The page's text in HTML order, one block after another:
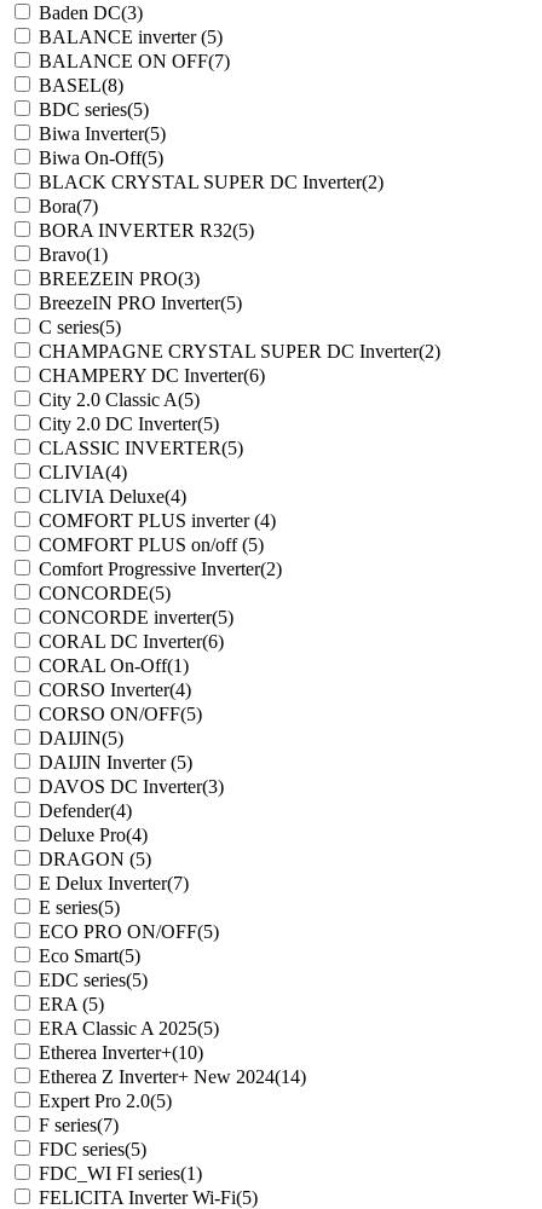
Baden DC(3)
BALANCE inverter(5)
BALANCE ON OFF(7)
BASEL(8)
BDC series(5)
Biwa Inverter(5)
Biwa On-Off(5)
BLACK CRYSTAL SUPER DC Inverter(2)
Bora(7)
BORA INVERTER R32(5)
Bravo(1)
BREEZEIN PRO(3)
BreezeIN PRO Inverter(5)
C series(5)
CHAMPAGNE CRYSTAL SUPER DC Inverter(2)
CHAMPERY DC Inverter(6)
City 2.0 Classic A(5)
City 2.0 DC Inverter(5)
CLASSIC INVERTER(5)
CLIVIA(4)
CLIVIA Deluxe(4)
COMFORT PLUS inverter(4)
COMFORT PLUS on/off(5)
Comfort Progressive Inverter(2)
CONCORDE(5)
CONCORDE inverter(5)
CORAL DC Inverter(6)
CORAL On-Off(1)
CORSO Inverter(4)
CORSO ON/OFF(5)
DAIJIN(5)
DAIJIN Inverter(5)
DAVOS DC Inverter(3)
Defender(4)
Deluxe Pro(4)
DRAGON (5)
E Delux Inverter(7)
E series(5)
ECO PRO ON/OFF(5)
Eco Smart(5)
EDC series(5)
ERA (5)
ERA Classic A 2025(5)
Etherea Inverter+(10)
Etherea Z Inverter+ New 2024(14)
Expert Pro 2.0(5)
F series(7)
FDC series(5)
FDC_WI FI series(1)
FELICITA Inverter Wi-Fi(5)